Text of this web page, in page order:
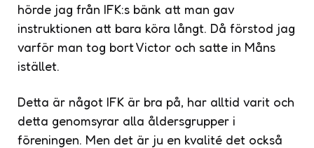
hörde jag från IFK:s bänk att man gav
instruktionen att bara köra långt. Då förstod jag
varför man tog bort Victor och satte in Måns
istället.
Detta är något IFK är bra på, har alltid varit och
detta genomsyrar alla åldersgrupper i
föreningen. Men det är ju en kvalité det också